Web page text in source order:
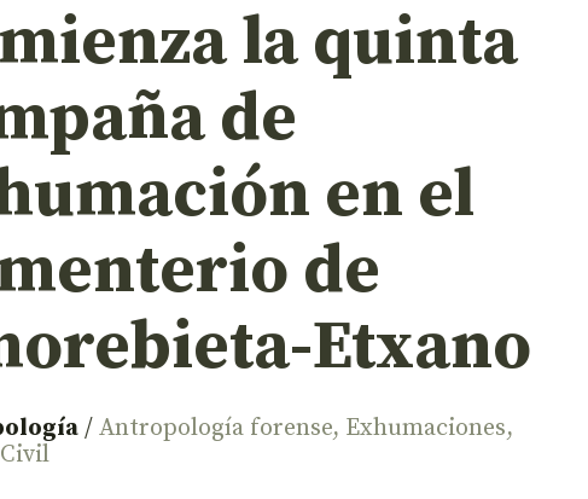
la quinta
de
en el
de
Etxano
/ Antropología forense, Exhumaciones,